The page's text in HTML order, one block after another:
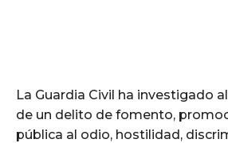
La Guardia Civil ha investigado
de un delito de fomento,
pública al odio, hostilidad,